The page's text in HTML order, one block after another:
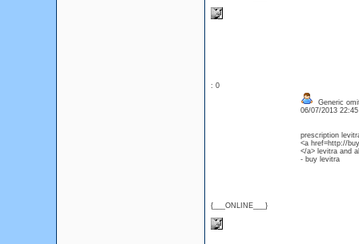
: 0
{___ONLINE___}
Generic
06/07/2013
prescription
<a href=http://
</a> levitra and
- buy levitra